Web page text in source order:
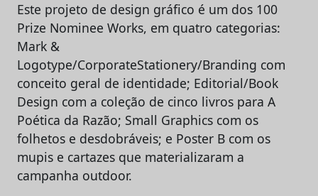
Este projeto de design gráfico é um dos 100
Prize Nominee Works, em quatro categorias:
Mark &
Logotype/CorporateStationery/Branding com
conceito geral de identidade; Editorial/Book
Design com a coleção de cinco livros para A
Poética da Razão; Small Graphics com os
folhetos e desdobráveis; e Poster B com os
mupis e cartazes que materializaram a
campanha outdoor.